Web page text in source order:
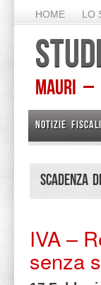
HOME LO
Mauri –
NOTIZIE FISCALI
Scadenza
IVA –
senza